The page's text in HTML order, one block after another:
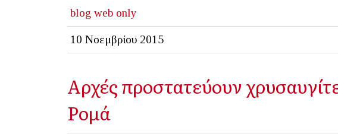
blog web only
10 Νοεμβρίου 2015
Αρχές προστατεύουν
Ρομά